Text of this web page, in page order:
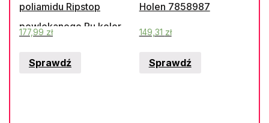
poliamidu Ripstop
powlekanego Pu kolor
GDOONNCXG
177,99 zł
Sprawdź
Holen 7858987
149,31 zł
Sprawdź